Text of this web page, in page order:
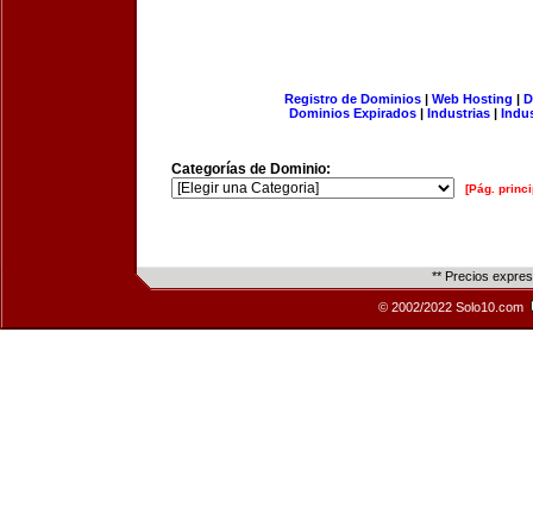
Registro de Dominios| Web Hosting |
Dominios Expirados | Industrias |
Categorías de Dominio:
[Pág.
** Precios
© 2002/2022 Solo10.com